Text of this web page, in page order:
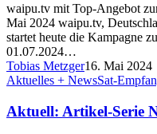
waipu.tv mit Top-Angebot
Mai 2024 waipu.tv,
startet heute die Kampagne
01.07.2024…
Tobias Metzger16. Mai 2024
Aktuelles + NewsSat-
Aktuell: Artikel-Serie